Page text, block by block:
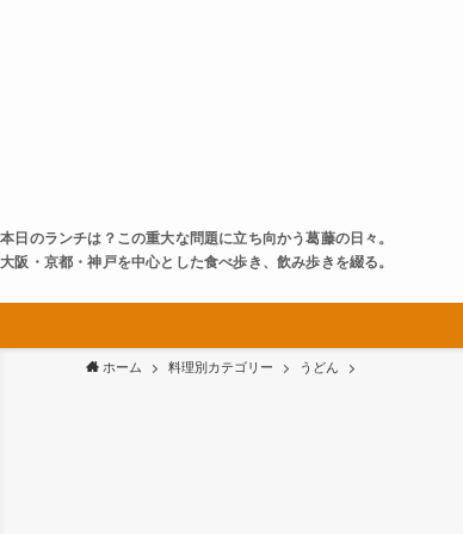
本日のランチは？この重大な問題に立ち向かう葛藤の日々。
大阪・京都・神戸を中心とした食べ歩き、飲み歩きを綴る。
ホーム 料理別カテゴリー うどん